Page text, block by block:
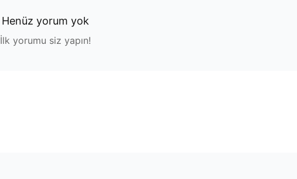
Henüz yorum yok
İlk yorumu siz yapın!